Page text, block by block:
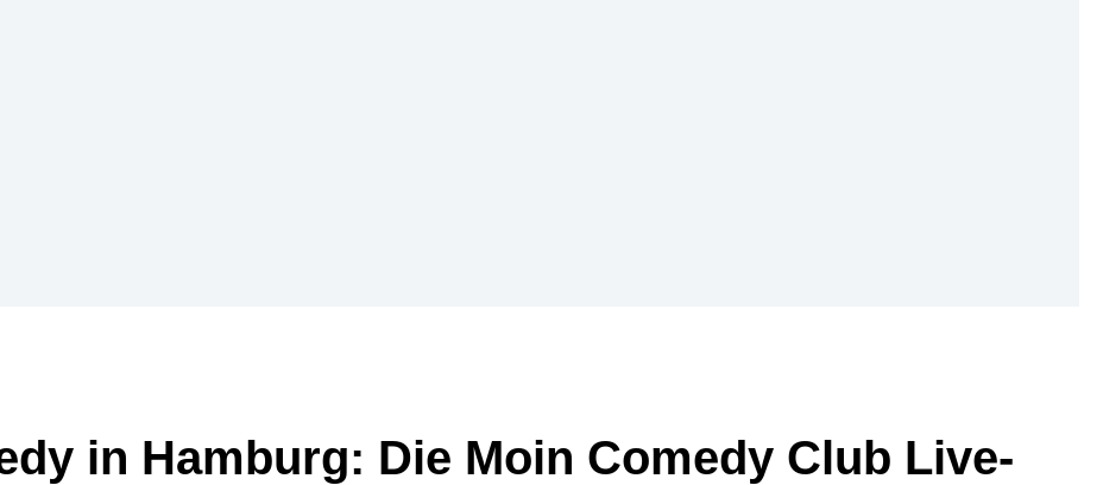
in Hamburg: Die Moin Comedy Club Live-